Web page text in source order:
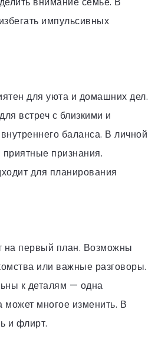
импульсивных
для уюта и домашних дел.
встреч с близкими и
баланса. В личной
признания.
для планирования
первый план. Возможны
или важные разговоры.
к деталям — одна
может многое изменить. В
и флирт.